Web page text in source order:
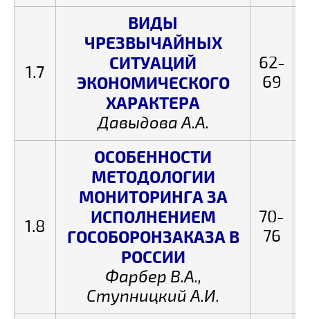
1.7
ВИДЫ
ЧРЕЗВЫЧАЙНЫХ
СИТУАЦИЙ
ЭКОНОМИЧЕСКОГО
ХАРАКТЕРА
Давыдова А.А.
62-
69
1.8
ОСОБЕННОСТИ
МЕТОДОЛОГИИ
МОНИТОРИНГА ЗА
ИСПОЛНЕНИЕМ
ГОСОБОРОНЗАКАЗА В
РОССИИ
Фарбер В.А.,
Ступницкий А.И.
70-
76